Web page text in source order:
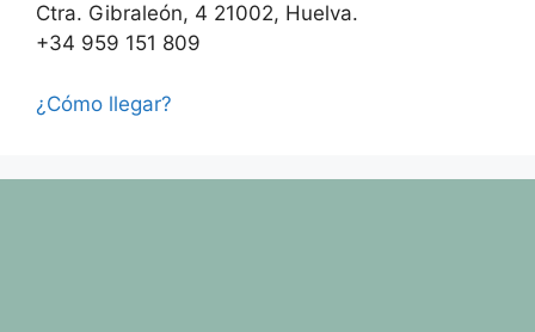
Ctra. Gibraleón, 4 21002, Huelva.
+34 959 151 809
¿Cómo llegar?